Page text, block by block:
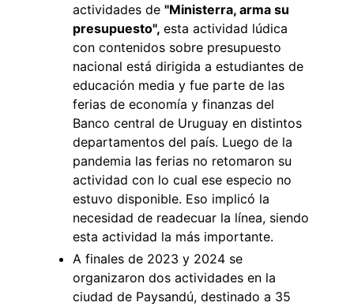
actividades de "Ministerra, arma su
presupuesto", esta actividad lúdica
con contenidos sobre presupuesto
nacional está dirigida a estudiantes de
educación media y fue parte de las
ferias de economía y finanzas del
Banco central de Uruguay en distintos
departamentos del país. Luego de la
pandemia las ferias no retomaron su
actividad con lo cual ese especio no
estuvo disponible. Eso implicó la
necesidad de readecuar la línea, siendo
esta actividad la más importante.
A finales de 2023 y 2024 se
organizaron dos actividades en la
ciudad de Paysandú, destinado a 35